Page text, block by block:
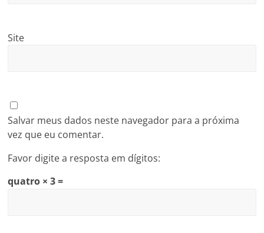
Site
Salvar meus dados neste navegador para a próxima
vez que eu comentar.
Favor digite a resposta em dígitos:
quatro × 3 =